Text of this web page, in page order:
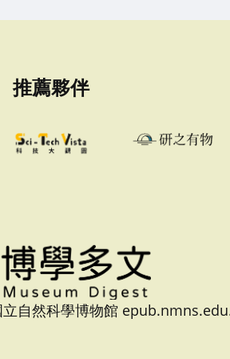
推薦夥伴
立自然科學博物館